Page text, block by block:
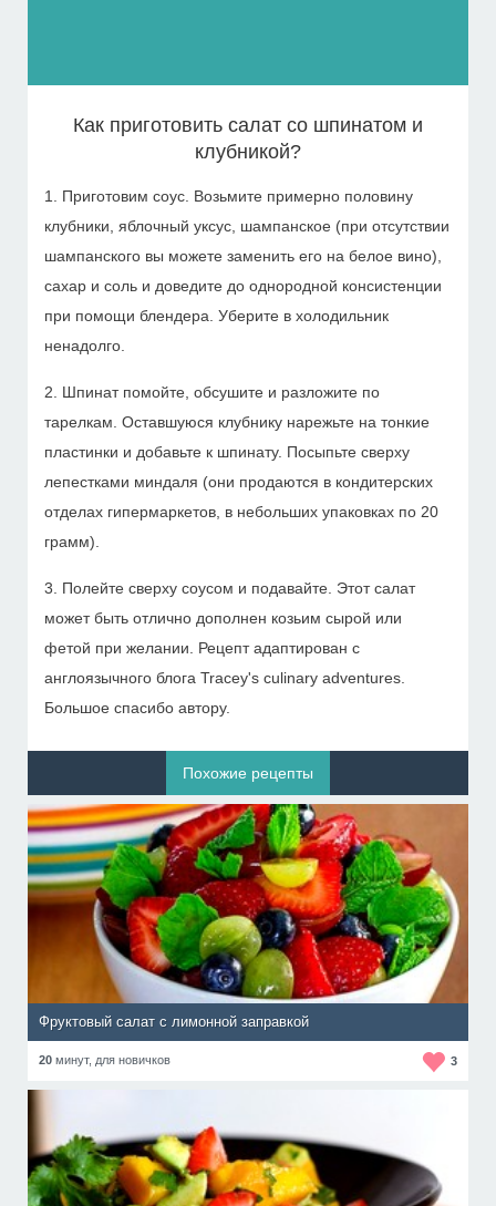
Как приготовить салат со шпинатом и
клубникой?
1. Приготовим соус. Возьмите примерно половину
клубники, яблочный уксус, шампанское (при отсутствии
шампанского вы можете заменить его на белое вино),
сахар и соль и доведите до однородной консистенции
при помощи блендера. Уберите в холодильник
ненадолго.
2. Шпинат помойте, обсушите и разложите по
тарелкам. Оставшуюся клубнику нарежьте на тонкие
пластинки и добавьте к шпинату. Посыпьте сверху
лепестками миндаля (они продаются в кондитерских
отделах гипермаркетов, в небольших упаковках по 20
грамм).
3. Полейте сверху соусом и подавайте. Этот салат
может быть отлично дополнен козьим сырой или
фетой при желании. Рецепт адаптирован с
англоязычного блога Tracey's culinary adventures.
Большое спасибо автору.
Похожие рецепты
Фруктовый салат с лимонной заправкой
20 минут, для новичков 3